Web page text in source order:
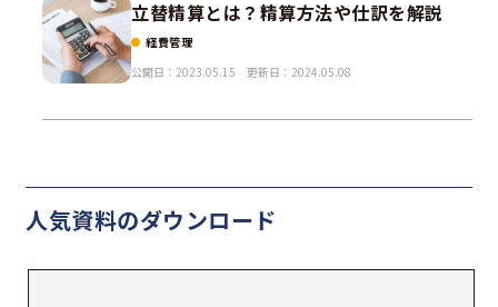
立替精算とは？精算方法や仕訳を解説
経費管理
公開日：2023.05.15
更新日：2024.05.08
人気資料のダウンロード